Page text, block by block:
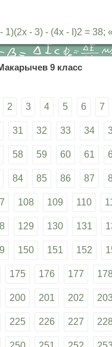
- 3) - (4х - I)2 =
9 класс
2 3 4 5 6 7
31 32 33 34
58 59 60 61
84 85 86 87
108 109 110
129 130 131
150 151 152
175 176 177
200 201 202
225 226 227